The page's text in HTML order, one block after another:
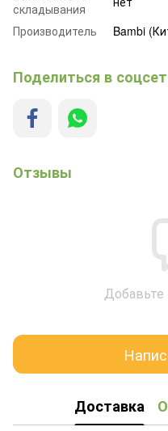
складывания
Производитель
Bambi
Поделиться в
Отзывы
Доставка